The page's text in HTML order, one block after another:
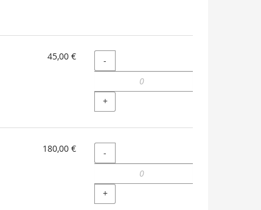
45,00 € Menge
-
+
180,00 € Menge
-
+